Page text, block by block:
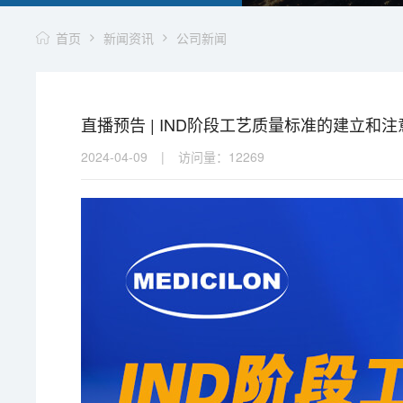
首页 新闻资讯 公司新闻
直播预告 | IND阶段工艺质量标准的建立和注
2024-04-09 | 访问量： 12269